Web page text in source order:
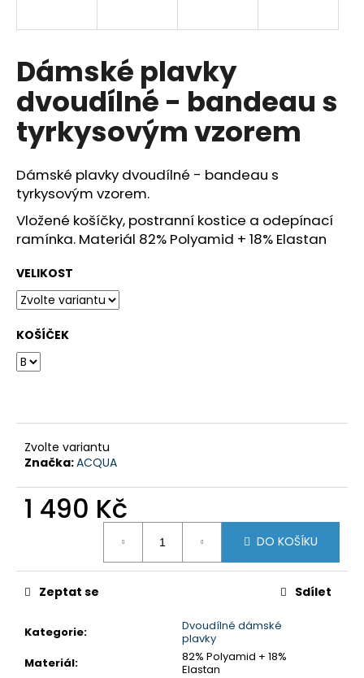
Dámské plavky
dvoudílné - bandeau s
tyrkysovým vzorem
Dámské plavky dvoudílné - bandeau s
tyrkysovým vzorem.
Vložené košíčky, postranní kostice a odepínací
ramínka. Materiál 82% Polyamid + 18% Elastan
VELIKOST
KOŠÍČEK
Zvolte variantu
Značka:ACQUA
1 490 Kč
DO KOŠÍKU
Kategorie:
Dvoudílné dámské
plavky
Materiál:
82% Polyamid + 18%
Elastan
Zeptat se Sdílet
í
t
?
o
p
o
r
u
č
e
m
e
DÍVČÍ
PLAVKY
RAMÍNKEM
RŮŽOVÉ
BAREVNÝMI
NÁPISY
560